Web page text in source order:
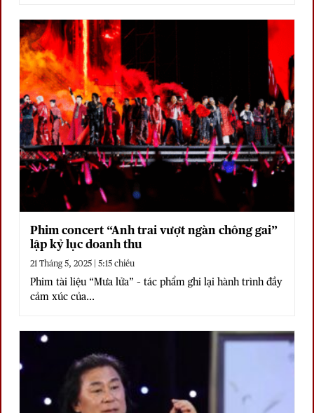
Phim concert “Anh trai vượt ngàn chông gai”
lập kỷ lục doanh thu
21 Tháng 5, 2025 | 5:15 chiều
Phim tài liệu “Mưa lửa” – tác phẩm ghi lại hành trình đầy
cảm xúc của...